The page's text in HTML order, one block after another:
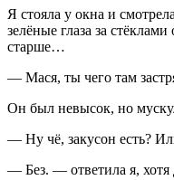
Я стояла у окна и
зелёные глаза за
старше…
— Мася, ты чего там
Он был невысок, но
— Ну чё, закусон есть?
— Без. — ответила я, хотя